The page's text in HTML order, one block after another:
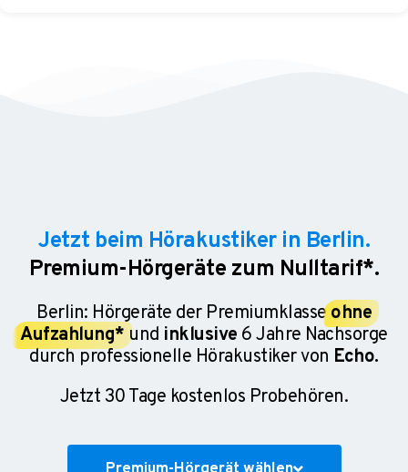
Jetzt beim Hörakustiker in Berlin.
Premium-Hörgeräte zum Nulltarif*.
Berlin: Hörgeräte der Premiumklasseohne
Aufzahlung* und inklusive 6 Jahre Nachsorge
durch professionelle Hörakustiker von Echo.
Jetzt 30 Tage kostenlos Probehören.